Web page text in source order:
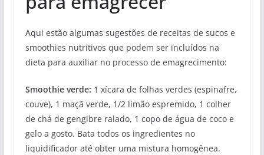
Aqui estão algumas sugestões de receitas de sucos e
smoothies nutritivos que podem ser incluídos na
dieta para auxiliar no processo de emagrecimento:
Smoothie verde: 1 xícara de folhas verdes (espinafre,
couve), 1 maçã verde, 1/2 limão espremido, 1 colher
de chá de gengibre ralado, 1 copo de água de coco e
gelo a gosto. Bata todos os ingredientes no
liquidificador até obter uma mistura homogênea.